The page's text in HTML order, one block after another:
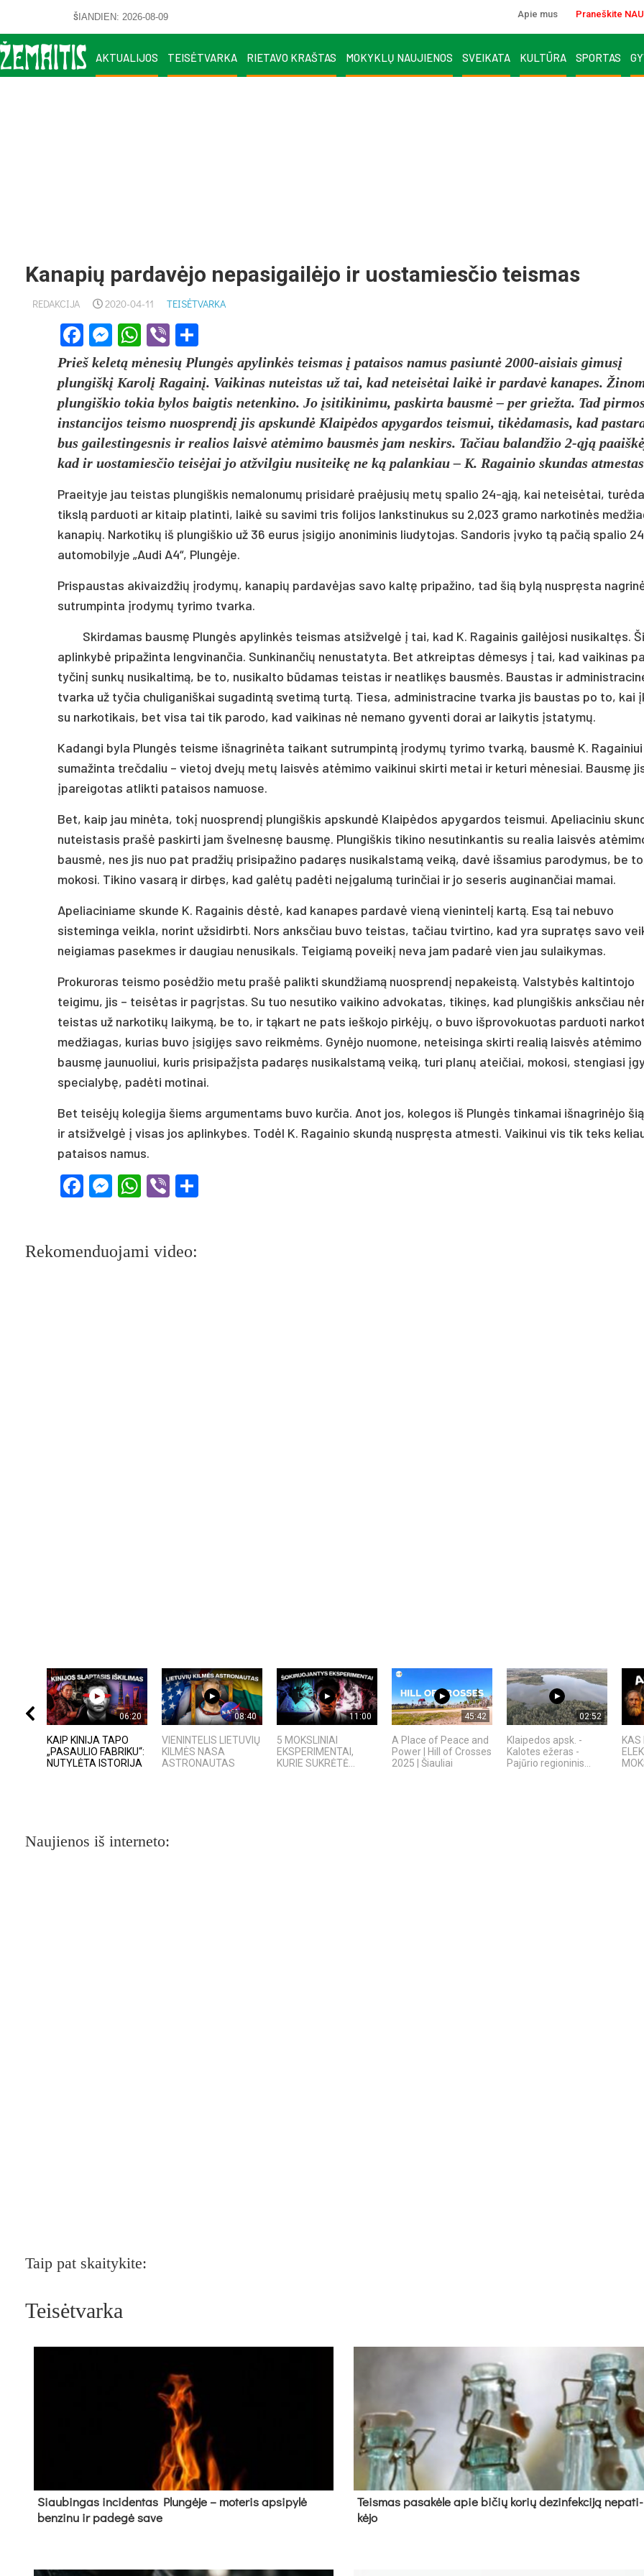
ŠIANDIEN: 2026-08-09 Apie mus Praneškite
AKTUALIJOS TEISĖTVARKA RIETAVO KRAŠTAS MOKYKLŲ NAUJIENOS SVEIKATA KULTŪRA SPORTAS
Kanapių pardavėjo nepasigailėjo ir uostamiesčio teismas
REDAKCIJA 2020-04-11 TEISĖTVARKA
Facebook
Messenger
WhatsApp
Viber
Prieš keletą mėnesių Plungės apylinkės teismas į pataisos namus pasiuntė 2000-aisiais gimusį
plungiškį Karolį Ragainį. Vaikinas nuteistas už tai, kad neteisėtai laikė ir pardavė kanapes.
plungiškio tokia bylos baigtis netenkino. Jo įsitikinimu, paskirta bausmė – per griežta. Tad pirmos
instancijos teismo nuosprendį jis apskundė Klaipėdos apygardos teismui, tikėdamasis, kad
bus gailestingesnis ir realios laisvė atėmimo bausmės jam neskirs. Tačiau balandžio 2-ąją
kad ir uostamiesčio teisėjai jo atžvilgiu nusiteikę ne ką palankiau – K. Ragainio skundas
Praeityje jau teistas plungiškis nemalonumų prisidarė praėjusių metų spalio 24-ąją, kai neteisėtai,
tikslą parduoti ar kitaip platinti, laikė su savimi tris folijos lankstinukus su 2,023 gramo narkotinės
kanapių. Narkotikų iš plungiškio už 36 eurus įsigijo anoniminis liudytojas. Sandoris įvyko tą pačią spalio
automobilyje „Audi A4“, Plungėje.
Prispaustas akivaizdžių įrodymų, kanapių pardavėjas savo kaltę pripažino, tad šią bylą nuspręsta
sutrumpinta įrodymų tyrimo tvarka.
Skirdamas bausmę Plungės apylinkės teismas atsižvelgė į tai, kad K. Ragainis gailėjosi nusikaltęs. Ši
aplinkybė pripažinta lengvinančia. Sunkinančių nenustatyta. Bet atkreiptas dėmesys į tai, kad vaikinas
tyčinį sunkų nusikaltimą, be to, nusikalto būdamas teistas ir neatlikęs bausmės. Baustas ir
tvarka už tyčia chuliganiškai sugadintą svetimą turtą. Tiesa, administracine tvarka jis baustas po to, kai
su narkotikais, bet visa tai tik parodo, kad vaikinas nė nemano gyventi dorai ar laikytis įstatymų.
Kadangi byla Plungės teisme išnagrinėta taikant sutrumpintą įrodymų tyrimo tvarką, bausmė K. Ragainiui
sumažinta trečdaliu – vietoj dvejų metų laisvės atėmimo vaikinui skirti metai ir keturi mėnesiai. Bausmę
įpareigotas atlikti pataisos namuose.
Bet, kaip jau minėta, tokį nuosprendį plungiškis apskundė Klaipėdos apygardos teismui. Apeliaciniu
nuteistasis prašė paskirti jam švelnesnę bausmę. Plungiškis tikino nesutinkantis su realia laisvės
bausmė, nes jis nuo pat pradžių prisipažino padaręs nusikalstamą veiką, davė išsamius parodymus, be
mokosi. Tikino vasarą ir dirbęs, kad galėtų padėti neįgalumą turinčiai ir jo seseris auginančiai mamai.
Apeliaciniame skunde K. Ragainis dėstė, kad kanapes pardavė vieną vienintelį kartą. Esą tai nebuvo
sisteminga veikla, norint užsidirbti. Nors anksčiau buvo teistas, tačiau tvirtino, kad yra supratęs savo
neigiamas pasekmes ir daugiau nenusikals. Teigiamą poveikį neva jam padarė vien jau sulaikymas.
Prokuroras teismo posėdžio metu prašė palikti skundžiamą nuosprendį nepakeistą. Valstybės kaltintojo
teigimu, jis – teisėtas ir pagrįstas. Su tuo nesutiko vaikino advokatas, tikinęs, kad plungiškis anksčiau
teistas už narkotikų laikymą, be to, ir tąkart ne pats ieškojo pirkėjų, o buvo išprovokuotas parduoti
medžiagas, kurias buvo įsigijęs savo reikmėms. Gynėjo nuomone, neteisinga skirti realią laisvės atėmimo
bausmę jaunuoliui, kuris prisipažįsta padaręs nusikalstamą veiką, turi planų ateičiai, mokosi, stengiasi
specialybę, padėti motinai.
Bet teisėjų kolegija šiems argumentams buvo kurčia. Anot jos, kolegos iš Plungės tinkamai išnagrinėjo
ir atsižvelgė į visas jos aplinkybes. Todėl K. Ragainio skundą nuspręsta atmesti. Vaikinui vis tik teks
pataisos namus.
Facebook
Messenger
WhatsApp
Viber
Rekomenduojami video:
06:20
KAIP KINIJA TAPO
„PASAULIO FABRIKU“:
NUTYLĖTA ISTORIJA
08:40
VIENINTELIS LIETUVIŲ
KILMĖS NASA
ASTRONAUTAS
11:00
5 MOKSLINIAI
EKSPERIMENTAI,
KURIE SUKRĖTĖ...
45:42
A Place of Peace and
Power | Hill of Crosses
2025 | Šiauliai
02:52
Klaipedos apsk. -
Kalotes ežeras -
Pajūrio regioninis...
KAS
Naujienos iš interneto:
Taip pat skaitykite:
Teisėtvarka
Siau­bin­gas in­ci­den­tas Plun­gė­je – mo­te­ris ap­si­py­lė
ben­zi­nu ir pa­de­gė sa­ve
Teis­mas pa­sa­kė­le apie bi­čių ko­rių de­zin­fek­ci­ją ne­pa­ti­
kė­jo